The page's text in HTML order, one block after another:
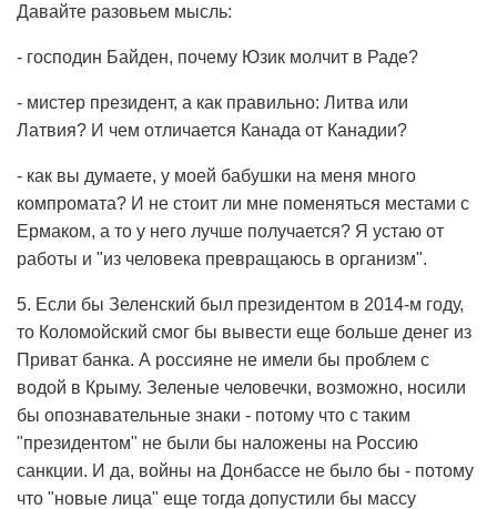
Давайте разовьем мысль:
- господин Байден, почему Юзик молчит в Раде?
- мистер президент, а как правильно: Литва или
Латвия? И чем отличается Канада от Канадии?
- как вы думаете, у моей бабушки на меня много
компромата? И не стоит ли мне поменяться местами с
Ермаком, а то у него лучше получается? Я устаю от
работы и "из человека превращаюсь в организм".
5. Если бы Зеленский был президентом в 2014-м году,
то Коломойский смог бы вывести еще больше денег из
Приват банка. А россияне не имели бы проблем с
водой в Крыму. Зеленые человечки, возможно, носили
бы опознавательные знаки - потому что с таким
"президентом" не были бы наложены на Россию
санкции. И да, войны на Донбассе не было бы - потому
что "новые лица" еще тогда допустили бы массу